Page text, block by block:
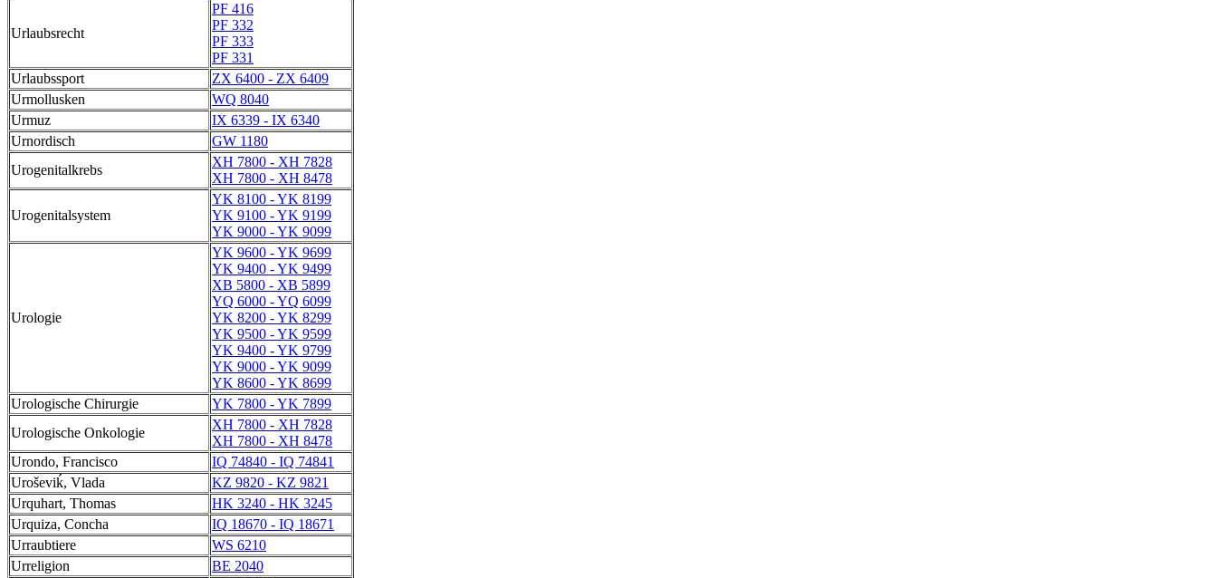
Urlaubsrecht
PF 416
PF 332
PF 333
PF 331
Urlaubssport
ZX 6400 - ZX 6409
Urmollusken
WQ 8040
Urmuz
IX 6339 - IX 6340
Urnordisch
GW 1180
Urogenitalkrebs
XH 7800 - XH 7828
XH 7800 - XH 8478
Urogenitalsystem
YK 8100 - YK 8199
YK 9100 - YK 9199
YK 9000 - YK 9099
Urologie
YK 9600 - YK 9699
YK 9400 - YK 9499
XB 5800 - XB 5899
YQ 6000 - YQ 6099
YK 8200 - YK 8299
YK 9500 - YK 9599
YK 9400 - YK 9799
YK 9000 - YK 9099
YK 8600 - YK 8699
Urologische Chirurgie
YK 7800 - YK 7899
Urologische Onkologie
XH 7800 - XH 7828
XH 7800 - XH 8478
Urondo, Francisco
IQ 74840 - IQ 74841
Uroševiḱ, Vlada
KZ 9820 - KZ 9821
Urquhart, Thomas
HK 3240 - HK 3245
Urquiza, Concha
IQ 18670 - IQ 18671
Urraubtiere
WS 6210
Urreligion
BE 2040